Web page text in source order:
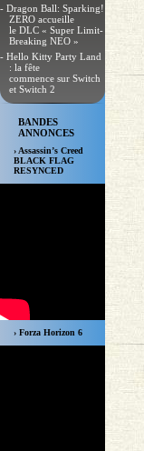
- Dragon Ball: Sparking!
ZERO accueille
le DLC « Super Limit-
Breaking NEO »
- Hello Kitty Party Land
: la fête
commence sur Switch
et Switch 2
BANDES
ANNONCES
› Assassin’s Creed
BLACK FLAG
RESYNCED
› Forza Horizon 6